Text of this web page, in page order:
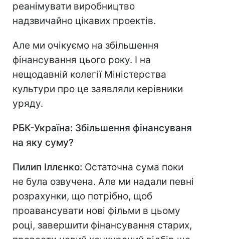
реанімувати виробництво
надзвичайно цікавих проектів.
Але ми очікуємо на збільшення
фінансування цього року. І на
нещодавній колегії Міністерства
культури про це заявляли керівники
уряду.
РБК-Україна: Збільшення фінансуваня
на яку суму?
Пилип Іллєнко: Остаточна сума поки
не була озвучена. Але ми надали певні
розрахунки, що потрібно, щоб
проавансувати нові фільми в цьому
році, завершити фінансування старих,